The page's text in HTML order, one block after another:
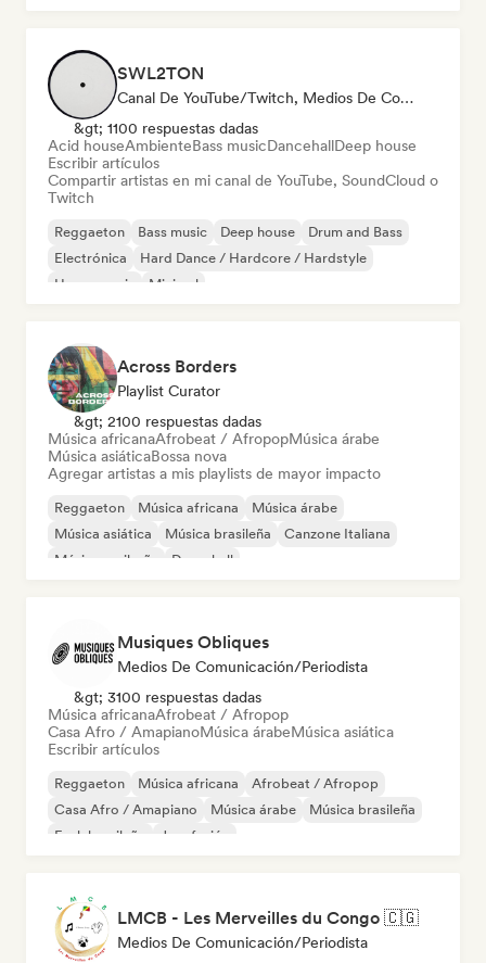
SWL2TON
Canal De YouTube/Twitch, Medios De Comunicación/Periodista
&gt; 1100 respuestas dadas
Acid houseAmbienteBass musicDancehallDeep house
Escribir artículos
Compartir artistas en mi canal de YouTube, SoundCloud o
Twitch
Reggaeton Bass music Deep house
Drum and Bass
Electrónica
Hard Dance / Hardcore / Hardstyle
House music
Minimal
Across Borders
Playlist Curator
&gt; 2100 respuestas dadas
Música africanaAfrobeat / AfropopMúsica árabe
Música asiáticaBossa nova
Agregar artistas a mis playlists de mayor impacto
Reggaeton Música africana
Música árabe
Música asiática
Música brasileña
Canzone Italiana
Música caribeña
Dancehall
Musiques Obliques
Medios De Comunicación/Periodista
&gt; 3100 respuestas dadas
Música africanaAfrobeat / Afropop
Casa Afro / AmapianoMúsica árabeMúsica asiática
Escribir artículos
Reggaeton Música africana
Afrobeat / Afropop
Casa Afro / Amapiano
Música árabe
Música brasileña
Funk brasileño
Jazz fusión
LMCB - Les Merveilles du Congo 🇨🇬
Medios De Comunicación/Periodista